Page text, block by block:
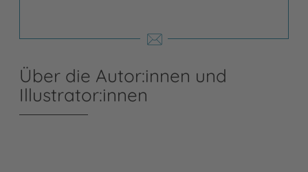
Über die Autor:innen und
Illustrator:innen